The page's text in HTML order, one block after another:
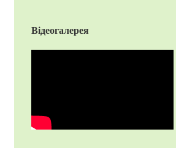
Відеогалерея